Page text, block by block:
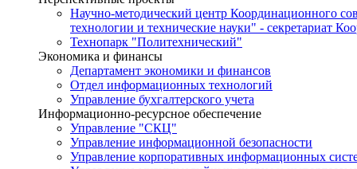
Научно-методический центр Координационного
технологии и технические науки" - секретариат
Технопарк "Политехнический"
Экономика и финансы
Департамент экономики и финансов
Отдел информационных технологий
Управление бухгалтерского учета
Информационно-ресурсное обеспечение
Управление "СКЦ"
Управление информационной безопасности
Управление корпоративных информационных